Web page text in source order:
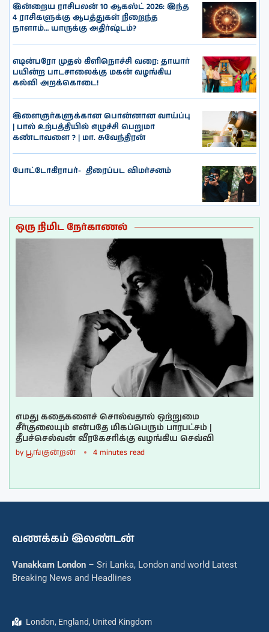
இன்றைய ராசிபலன் 10 ஆகஸ்ட் 2026: இந்த
4 ராசிகளுக்கு ஆபத்துகள் நிறைந்த
நாளாம்… யாருக்கு அதிர்ஷ்டம்?
எடின்பரோ முதல் கிளிநொச்சி வரை: தாயார்
பயின்ற பாடசாலைக்கு மகன் வழங்கிய
கல்வி அறக்கொடை!
இளைஞர்களுக்கான பொன்னான வாய்ப்பு
| பால் உற்பத்தியில் எழுச்சி பெறுமா
கண்டாவளை ? | மா. சுவேந்திரன்
போட்டோகிராபர்- ‌ திரைப்பட விமர்சனம்
ஒரு நிமிட நேர்காணல்
எமது கதைகளைச் சொல்வதால் ஒற்றுமை
சீர்குலையும் என்பதே மிகப்பெரும் பாரபட்சம் |
தீபச்செல்வன் வீரகேசரிக்கு வழங்கிய செவ்வி
by பூங்குன்றன் 4 minutes read
வணக்கம் இலண்டன்
Vanakkam London – Sri Lanka, London and world Latest
Breaking News and Headlines
London, England, United Kingdom